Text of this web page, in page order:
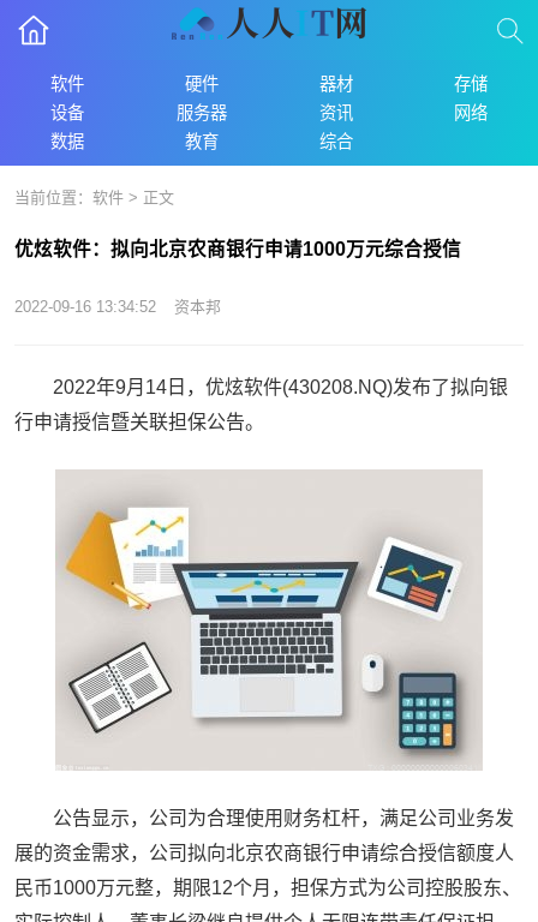
软件 硬件 器材
存储
设备
服务器 资讯
网络
数据
教育 综合
当前位置： 软件 > 正文
优炫软件：拟向北京农商银行申请1000万元综合授信
2022-09-16 13:34:52 资本邦
2022年9月14日，优炫软件(430208.NQ)发布了拟向银
行申请授信暨关联担保公告。
公告显示，公司为合理使用财务杠杆，满足公司业务发
展的资金需求，公司拟向北京农商银行申请综合授信额度人
民币1000万元整，期限12个月，担保方式为公司控股股东、